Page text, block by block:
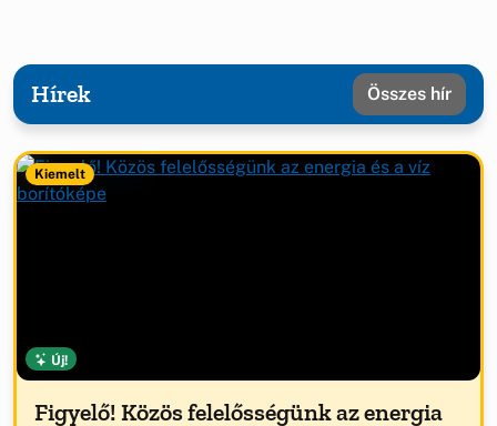
Hírek Összes hír
Kiemelt
Új!
Figyelő! Közös felelősségünk az energia